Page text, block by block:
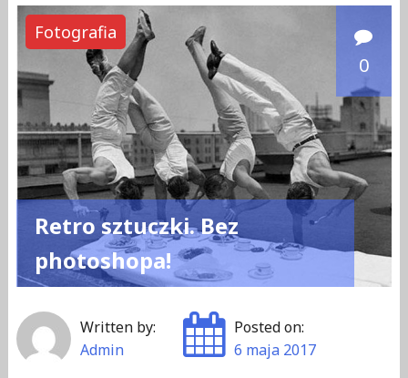
i
s
H
i
l
t
–
i
l
Fotografia
0
Retro sztuczki. Bez
photoshopa!
Written by:
Admin
Posted on:
6 maja 2017